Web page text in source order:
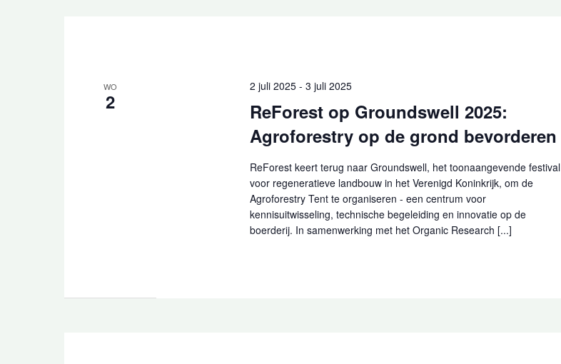
WO
2
ReForest op Groundswell 2025:
Agroforestry op de grond bevorderen
2 juli 2025 -3 juli 2025
ReForest keert terug naar Groundswell, het toonaangevende festival
voor regeneratieve landbouw in het Verenigd Koninkrijk, om de
Agroforestry Tent te organiseren - een centrum voor
kennisuitwisseling, technische begeleiding en innovatie op de
boerderij. In samenwerking met het Organic Research [...]